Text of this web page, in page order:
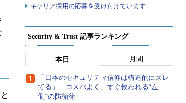
キャリア採用の応募を受け付けています
Security & Trust 記事ランキング
本日 月間
「日本のセキュリティ信仰は構造的にズレ
てる」 コスパよく、すぐ救われる“左
側”の防衛術